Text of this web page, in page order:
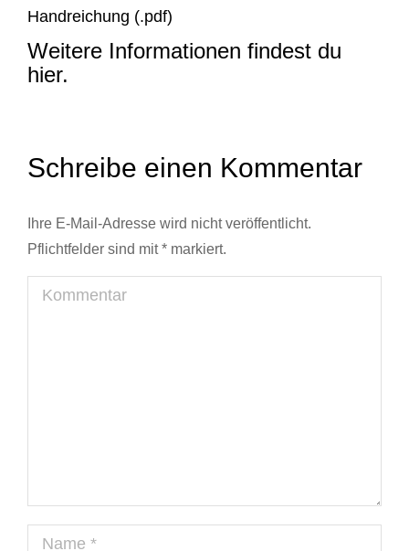
Handreichung (.pdf)
Weitere Informationen findest du
hier.
Schreibe einen Kommentar
Ihre E-Mail-Adresse wird nicht veröffentlicht.
Pflichtfelder sind mit* markiert.
Kommentar
Name *